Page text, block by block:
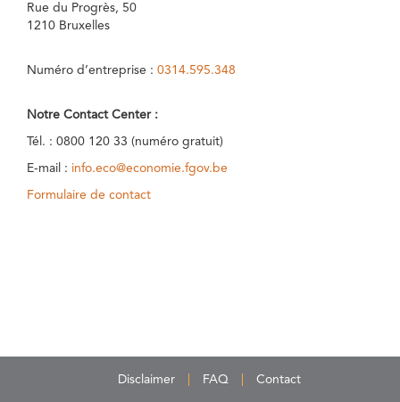
Rue du Progrès, 50
1210 Bruxelles
Numéro d’entreprise : 0314.595.348
Notre Contact Center :
Tél. : 0800 120 33 (numéro gratuit)
E-mail : info.eco@economie.fgov.be
Formulaire de contact
Disclaimer FAQ Contact